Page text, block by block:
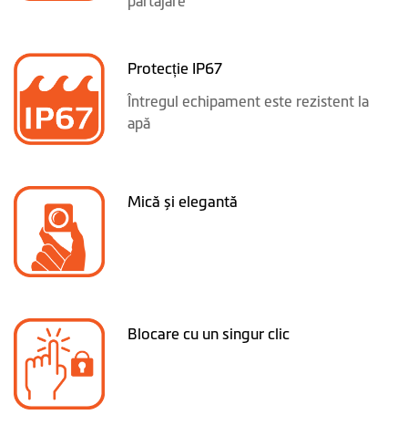
Protecție IP67
Întregul echipament este rezistent la
apă
Mică și elegantă
Blocare cu un singur clic